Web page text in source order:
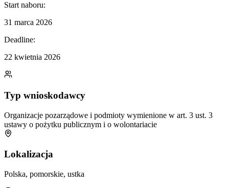
Start naboru:
31 marca 2026
Deadline:
22 kwietnia 2026
Typ wnioskodawcy
Organizacje pozarządowe i podmioty wymienione w art. 3 ust. 3
ustawy o pożytku publicznym i o wolontariacie
Lokalizacja
Polska, pomorskie, ustka